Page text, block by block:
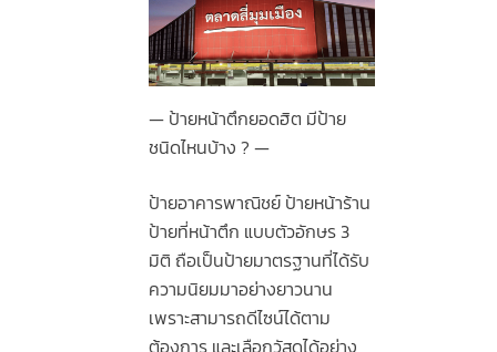
ป้ายหน้าตึกยอดฮิต มีป้าย
ชนิดไหนบ้าง ?
ป้ายอาคารพาณิชย์ ป้ายหน้าร้าน
ป้ายที่หน้าตึก แบบตัวอักษร 3
มิติ ถือเป็นป้ายมาตรฐานที่ได้รับ
ความนิยมมาอย่างยาวนาน
เพราะสามารถดีไซน์ได้ตาม
ต้องการ และเลือกวัสดุได้อย่าง